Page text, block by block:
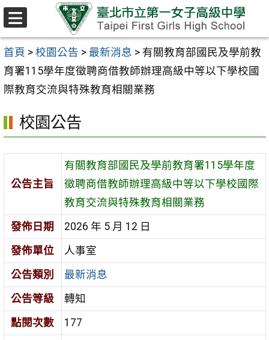
跳至主要內容區
首頁 > 校園公告 > 最新消息 > 有關教育部國民及學前教
育署115學年度徵聘商借教師辦理高級中等以下學校國
際教育交流與特殊教育相關業務
校園公告
公告主旨
有關教育部國民及學前教育署115學年度
徵聘商借教師辦理高級中等以下學校國際
教育交流與特殊教育相關業務
發佈日期
2026 年 5 月 12 日
發佈單位
人事室
公告類別
最新消息
公告等級
轉知
點閱次數
177
選
單